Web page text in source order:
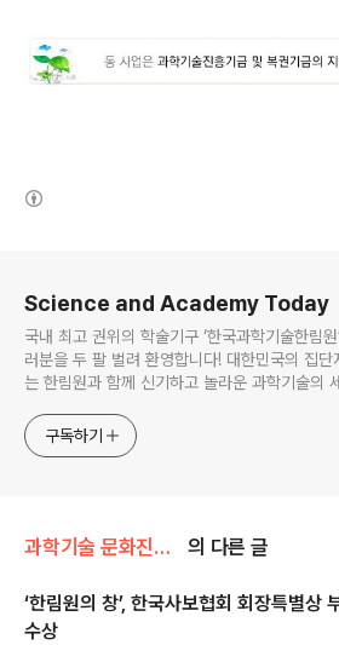
Science and Academy Today
국내 최고 권위의 학술기구 ‘한국과학기술한림
러분을 두 팔 벌려 환영합니다! 대한민국의 집단
는 한림원과 함께 신기하고 놀라운 과학기술의
구독하기
과학기술 문화진흥/출판 의 다른 글
‘한림원의 창’, 한국사보협회 회장특별상
수상